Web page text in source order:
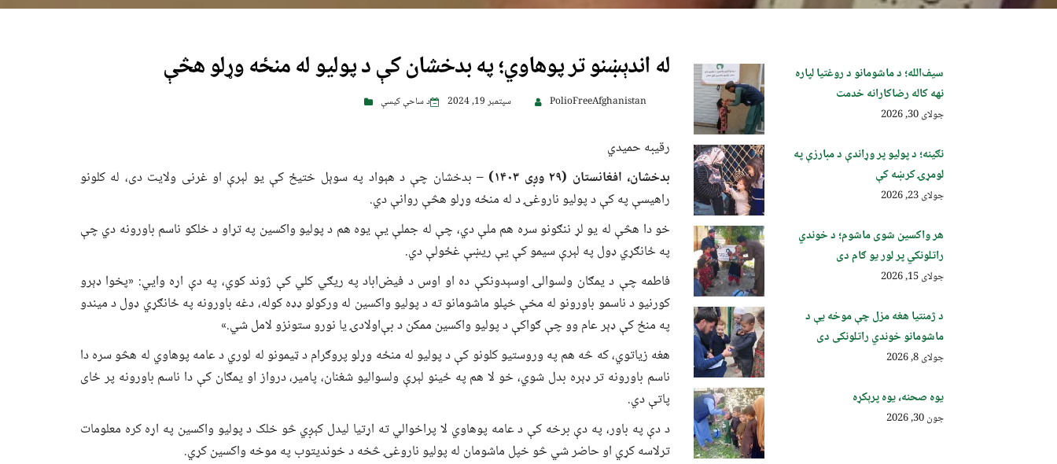
له اندېښنو تر پوهاوي؛ په بدخشان کې د پولیو له منځه وړلو هڅې
PolioFreeAfghanistan سپتمبر 19, 2024 د ساحې کیسې
رقیبه حمیدي
بدخشان، افغانستان ( ۲۹ وږی ۱۴۰۳) – بدخشان چې د هېواد په سوېل ختیځ کې یو لېرې او غرنی ولایت دی، له کلونو
راهیسې په کې د پولیو ناروغۍ د له منځه وړلو هڅې روانې دي.
خو دا هڅې له یو لړ ننګونو سره هم ملې دي، چې له جملې یې یوه هم د پولیو واکسین په تړاو د خلکو ناسم باورونه دي چې
په ځانګړي ډول په لېرې سیمو کې یې ریښې غځولې دي.
فاطمه چې د یمګان ولسوالۍ اوسېدونکې ده او اوس د فیض‌اباد په ریګي کلي کې ژوند کوي، په دې اړه وايي: «پخوا ډېرو
کورنیو د ناسمو باورونو له مخې خپلو ماشومانو ته د پولیو واکسین له ورکولو ډډه کوله، دغه باورونه په ځانګړي ډول د میندو
په منځ کې ډېر عام وو چې ګواکې د پولیو واکسین ممکن د بې‌اولادۍ یا نورو ستونزو لامل شي.»
هغه زیاتوي، که څه هم په وروستیو کلونو کې د پولیو له منځه وړلو پروګرام د ټیمونو له لوري د عامه پوهاوي له هڅو سره دا
ناسم باورونه تر ډېره بدل شوي، خو لا هم په ځینو لېرې ولسوالیو شغنان، پامیر، درواز او یمګان کې دا ناسم باورونه پر ځای
پاتې دي.
د دې په باور، په دې برخه کې د عامه پوهاوي لا پراخوالي ته اړتیا لیدل کېږي څو خلک د پولیو واکسین په اړه کره معلومات
ترلاسه کړي او حاضر شي څو خپل ماشومان له پولیو ناروغۍ څخه د خوندیتوب په موخه واکسین کړي.
سیف‌الله؛ د ماشومانو د روغتیا لپاره
نهه کاله رضاکارانه خدمت
جولای 30, 2026
نګینه؛ د پولیو پر وړاندې د مبارزې په
لومړۍ کرښه کې
جولای 23, 2026
هر واکسین شوی ماشوم؛ د خوندي
راتلونکي پر لور یو ګام دی
جولای 15, 2026
د ژمنتیا هغه مزل چې موخه یې د
ماشومانو خوندي راتلونکی دی
جولای 8, 2026
یوه صحنه، یوه پرېکړه
جون 30, 2026